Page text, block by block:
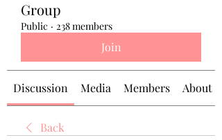
Group
Public · 238 members
Join
Discussion Media Members About
Back